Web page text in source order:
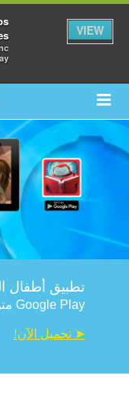
VIEW
تطبيق أطفال
متوفر على Google Play
!تحميل الآن ➤